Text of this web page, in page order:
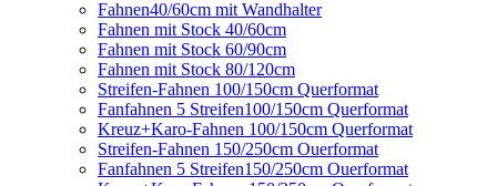
Fahnen40/60cm mit Wandhalter
Fahnen mit Stock 40/60cm
Fahnen mit Stock 60/90cm
Fahnen mit Stock 80/120cm
Streifen-Fahnen 100/150cm Querformat
Fanfahnen 5 Streifen100/150cm Querformat
Kreuz+Karo-Fahnen 100/150cm Querformat
Streifen-Fahnen 150/250cm Ouerformat
Fanfahnen 5 Streifen150/250cm Ouerformat